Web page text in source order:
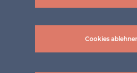
Adrian Berger © Beat Bühler
Cookies